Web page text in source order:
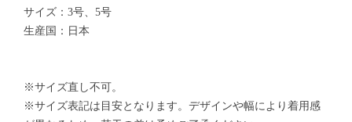
サイズ：3号、5号
生産国：日本
※サイズ直し不可。
※サイズ表記は目安となります。デザインや幅により着用感